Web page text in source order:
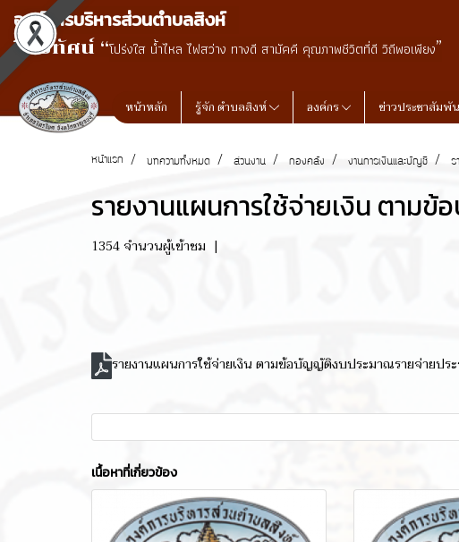
องค์การบริหารส่วนตำบลสิงห์
วิสัยทัศน์ “โปร่งใส น้ำไหล ไฟสว่าง ทางดี สามัคคี คุณภาพชีวิตที่ดี วิถีพอเพียง”
หน้าหลัก รู้จัก ตำบลสิงห์ องค์กร ข่าวประชาสัมพั
หน้าแรก บทความทั้งหมด ส่วนงาน กองคลัง งานการเงินและบัญชี ร
รายงานแผนการใช้จ่ายเงิน ตา
1354 จำนวนผู้เข้าชม |
รายงานแผนการใช้จ่ายเงิน ตามข้อบัญญัติงบประมาณรายจ่ายปร
เนื้อหาที่เกี่ยวข้อง